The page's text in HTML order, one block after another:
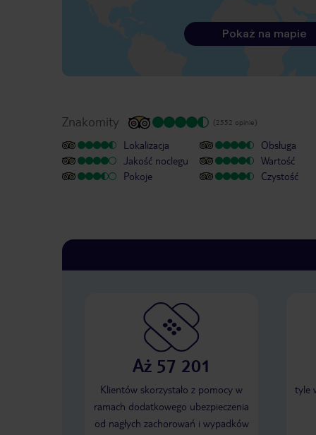
Pokaż na mapie
Znakomity (2552 opinie)
Lokalizacja
Jakość noclegu
Pokoje
Obsługa
Wartość
Czystość
Aż 57 201
Klientów skorzystało z pomocy w
ramach dodatkowego ubezpieczenia
od nagłych zachorowań i wypadków
tyle